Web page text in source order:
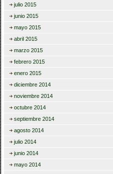
julio 2015
junio 2015
mayo 2015
abril 2015
marzo 2015
febrero 2015
enero 2015
diciembre 2014
noviembre 2014
octubre 2014
septiembre 2014
agosto 2014
julio 2014
junio 2014
mayo 2014